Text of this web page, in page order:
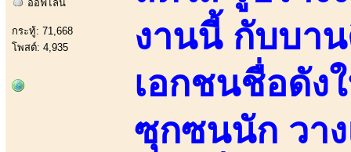
ออฟไลน์
กระทู้: 71,668
โพสต์: 4,935
งานนี้ กับบา
เอกชนชื่อดัง
ซุกซนนัก วา